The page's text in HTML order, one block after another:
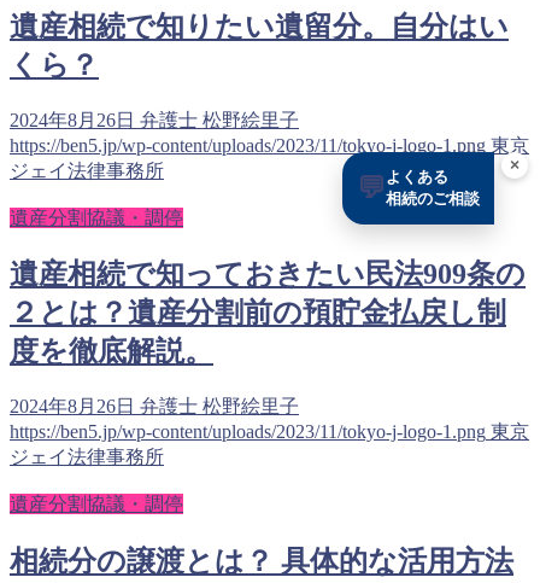
遺産相続で知りたい遺留分。自分はい
くら？
2024年8月26日 弁護士 松野絵里子
https://ben5.jp/wp-content/uploads/2023/11/tokyo-j-logo-1.png 東京
ジェイ法律事務所
遺産分割協議・調停
遺産相続で知っておきたい民法909条の
２とは？遺産分割前の預貯金払戻し制
度を徹底解説。
2024年8月26日 弁護士 松野絵里子
https://ben5.jp/wp-content/uploads/2023/11/tokyo-j-logo-1.png 東京
ジェイ法律事務所
遺産分割協議・調停
相続分の譲渡とは？ 具体的な活用方法
💬 よくある
相続のご相談
×